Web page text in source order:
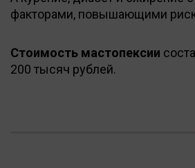
факторами, повышающими
Стоимость мастопексии
200 тысяч рублей.